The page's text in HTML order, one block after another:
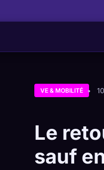
VE & MOBILITÉ
Le
sauf